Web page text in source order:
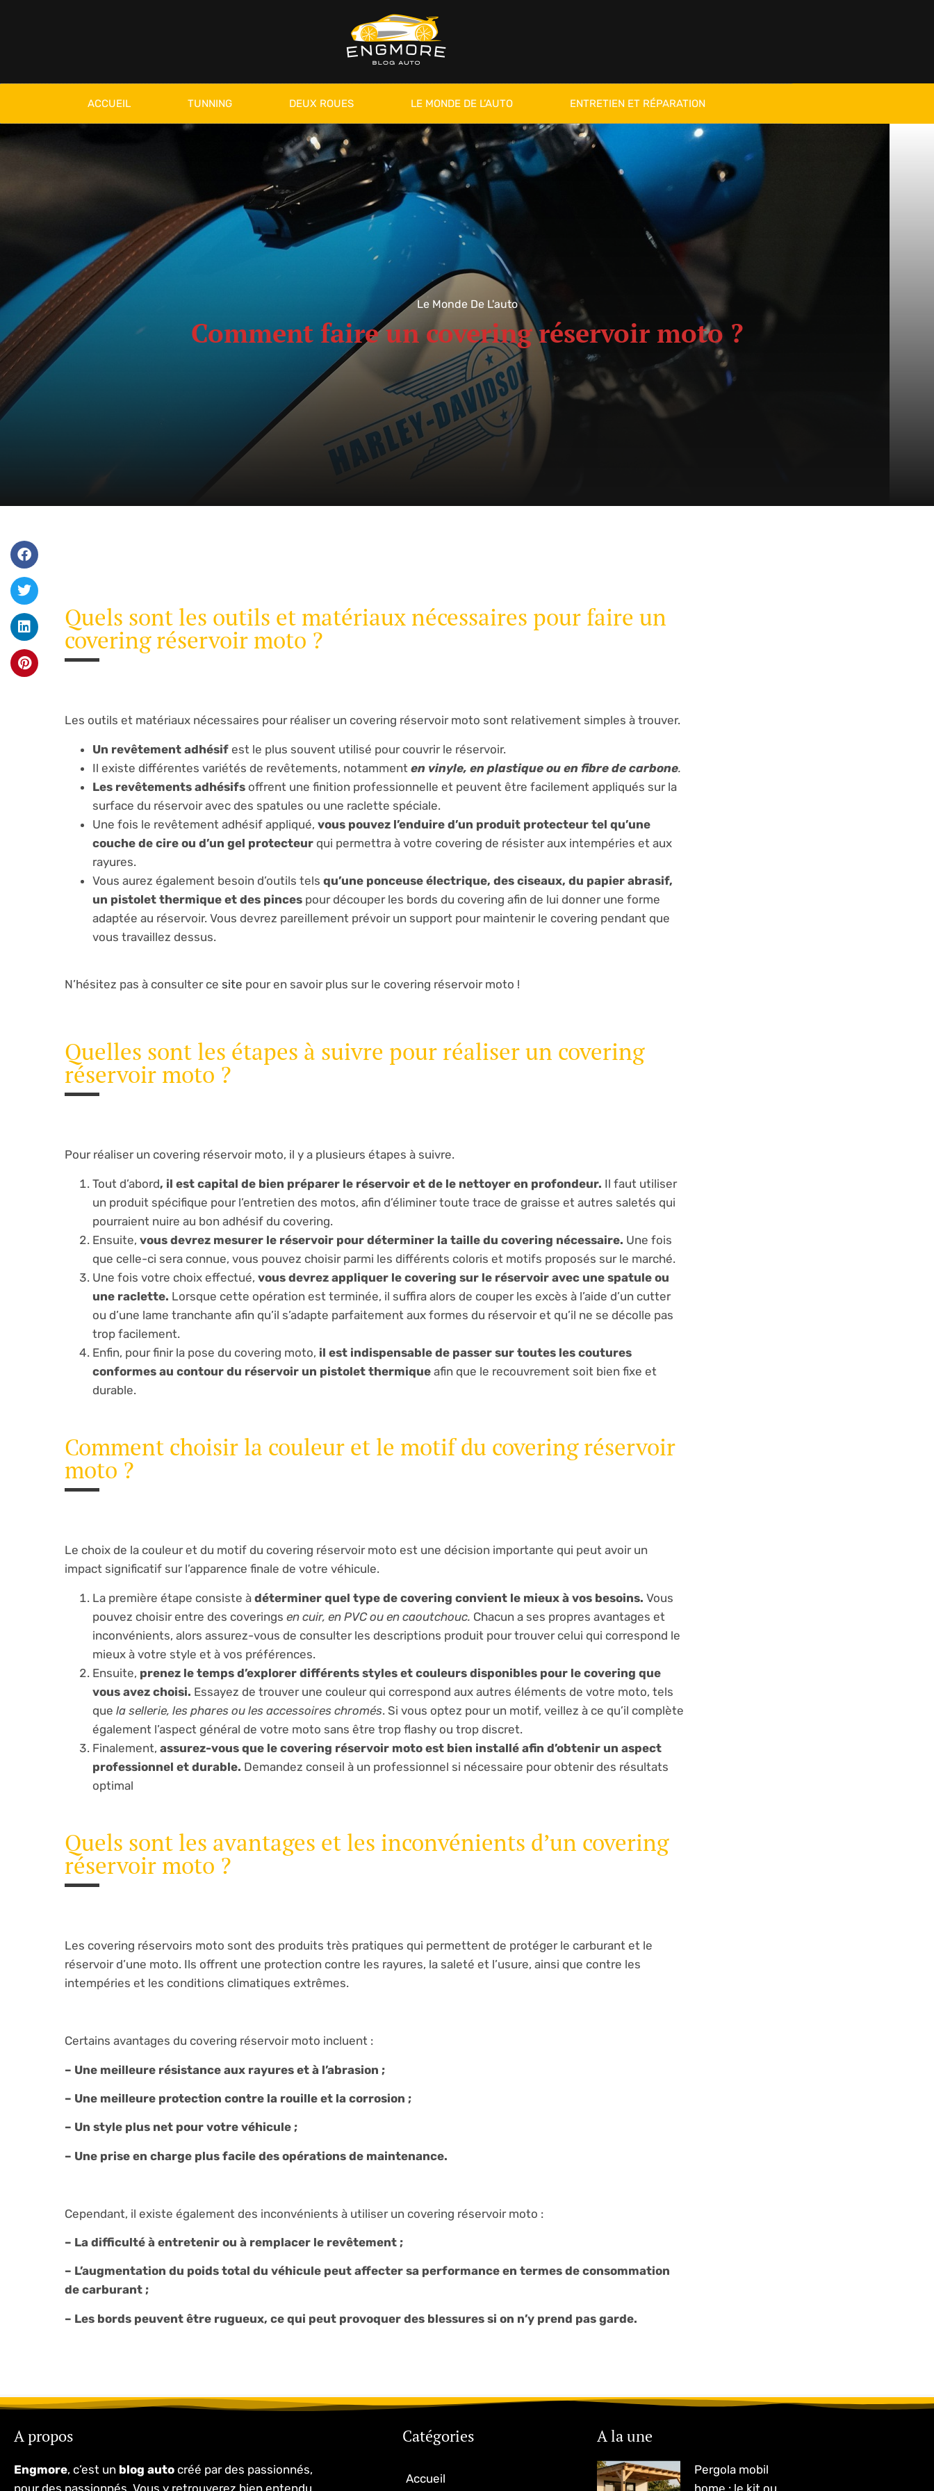
ACCUEIL TUNNING DEUX ROUES LE MONDE DE L’AUTO ENTRETIEN ET RÉPARATION
Le Monde De L'auto
Comment faire un covering réservoir moto ?
Quels sont les outils et matériaux nécessaires pour faire un
covering réservoir moto ?
Les outils et matériaux nécessaires pour réaliser un covering réservoir moto sont relativement simples à trouver.
Un revêtement adhésifest le plus souvent utilisé pour couvrir le réservoir.
Il existe différentes variétés de revêtements, notamment en vinyle, en plastique ou en fibre de carbone.
Les revêtements adhésifsoffrent une finition professionnelle et peuvent être facilement appliqués sur la
surface du réservoir avec des spatules ou une raclette spéciale.
Une fois le revêtement adhésif appliqué, vous pouvez l’enduire d’un produit protecteur tel qu’une
couche de cire ou d’un gel protecteurqui permettra à votre covering de résister aux intempéries et aux
rayures.
Vous aurez également besoin d’outils tels qu’une ponceuse électrique, des ciseaux, du papier abrasif,
un pistolet thermique et des pincespour découper les bords du covering afin de lui donner une forme
adaptée au réservoir. Vous devrez pareillement prévoir un support pour maintenir le covering pendant que
vous travaillez dessus.
N’hésitez pas à consulter ce site pour en savoir plus sur le covering réservoir moto !
Quelles sont les étapes à suivre pour réaliser un covering
réservoir moto ?
Pour réaliser un covering réservoir moto, il y a plusieurs étapes à suivre.
Tout d’abord, il est capital de bien préparer le réservoir et de le nettoyer en profondeur. Il faut utiliser
un produit spécifique pour l’entretien des motos, afin d’éliminer toute trace de graisse et autres saletés qui
pourraient nuire au bon adhésif du covering.
Ensuite, vous devrez mesurer le réservoir pour déterminer la taille du covering nécessaire. Une fois
que celle-ci sera connue, vous pouvez choisir parmi les différents coloris et motifs proposés sur le marché.
Une fois votre choix effectué, vous devrez appliquer le covering sur le réservoir avec une spatule ou
une raclette. Lorsque cette opération est terminée, il suffira alors de couper les excès à l’aide d’un cutter
ou d’une lame tranchante afin qu’il s’adapte parfaitement aux formes du réservoir et qu’il ne se décolle pas
trop facilement.
Enfin, pour finir la pose du covering moto, il est indispensable de passer sur toutes les coutures
conformes au contour du réservoir un pistolet thermiqueafin que le recouvrement soit bien fixe et
durable.
Comment choisir la couleur et le motif du covering réservoir
moto ?
Le choix de la couleur et du motif du covering réservoir moto est une décision importante qui peut avoir un
impact significatif sur l’apparence finale de votre véhicule.
La première étape consiste à déterminer quel type de covering convient le mieux à vos besoins. Vous
pouvez choisir entre des coverings en cuir, en PVC ou en caoutchouc. Chacun a ses propres avantages et
inconvénients, alors assurez-vous de consulter les descriptions produit pour trouver celui qui correspond le
mieux à votre style et à vos préférences.
Ensuite, prenez le temps d’explorer différents styles et couleurs disponibles pour le covering que
vous avez choisi. Essayez de trouver une couleur qui correspond aux autres éléments de votre moto, tels
que la sellerie, les phares ou les accessoires chromés. Si vous optez pour un motif, veillez à ce qu’il complète
également l’aspect général de votre moto sans être trop flashy ou trop discret.
Finalement, assurez-vous que le covering réservoir moto est bien installé afin d’obtenir un aspect
professionnel et durable. Demandez conseil à un professionnel si nécessaire pour obtenir des résultats
optimal
Quels sont les avantages et les inconvénients d’un covering
réservoir moto ?
Les covering réservoirs moto sont des produits très pratiques qui permettent de protéger le carburant et le
réservoir d’une moto. Ils offrent une protection contre les rayures, la saleté et l’usure, ainsi que contre les
intempéries et les conditions climatiques extrêmes.
Certains avantages du covering réservoir moto incluent :
– Une meilleure résistance aux rayures et à l’abrasion ;
– Une meilleure protection contre la rouille et la corrosion ;
– Un style plus net pour votre véhicule ;
– Une prise en charge plus facile des opérations de maintenance.
Cependant, il existe également des inconvénients à utiliser un covering réservoir moto :
– La difficulté à entretenir ou à remplacer le revêtement ;
– L’augmentation du poids total du véhicule peut affecter sa performance en termes de consommation
de carburant ;
– Les bords peuvent être rugueux, ce qui peut provoquer des blessures si on n’y prend pas garde.
A propos
Engmore, c’est un blog auto créé par des passionnés,
Catégories
Accueil
A la une
Pergola mobil